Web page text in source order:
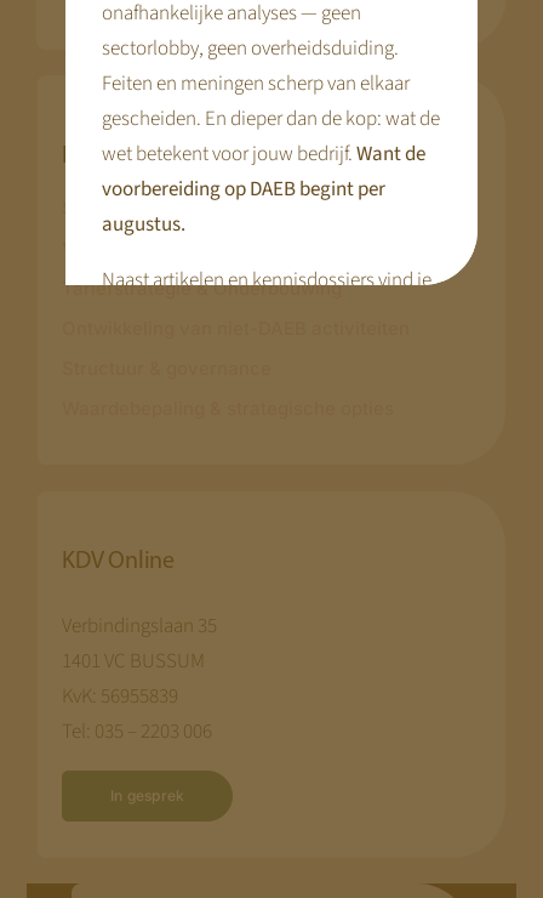
Keuze & Advies
Strategische Positiescan
Tariefstrategie & Onderbouwing
KDV Online
Verbindingslaan 35
1401 VC BUSSUM
KvK: 56955839
Tel: 035 – 2203 006
In gesprek
onafhankelijke analyses — geen
sectorlobby, geen overheidsduiding.
Feiten en meningen scherp van elkaar
gescheiden. En dieper dan de kop: wat de
wet betekent voor jouw bedrijf.Want de
voorbereiding op DAEB begint per
augustus.
Naast artikelen en kennisdossiers vind je
Met vriendelijke groet,
Jeroen Pernot